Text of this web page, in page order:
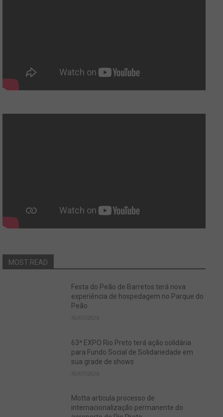
MOST READ
Festa do Peão de Barretos terá nova
experiência de hospedagem no Parque do
Peão
30/07/2026
63ª EXPO Rio Preto terá ação solidária
para Fundo Social de Solidariedade em
sua grade de shows
30/07/2026
Motta articula processo de
internacionalização permanente do